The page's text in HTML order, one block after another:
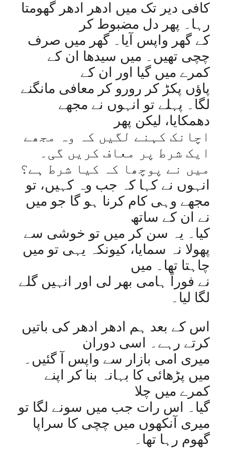
کافی دیر تک میں ادھر ادھر گھومتا
رہا۔ پھر دل مضبوط کر
کے گھر واپس آیا۔ گھر میں صرف
چچی تھیں۔ میں سیدھا ان کے
کمرے میں گیا اور ان کے
پاؤں پکڑ کر رورو کر معافی مانگنے
لگا۔ پہلے تو انہوں نے مجھے
دھمکایا، لیکن پھر
اچانک کہنے لگیں کہ وہ مجھے
ایک شرط پر معاف کریں گی۔
میں نے پوچھا کہ کیا شرط ہے؟
انہوں نے کہا کہ جب وہ کہیں، تو
مجھے وہی کام کرنا ہو گا جو میں
نے ان کے ساتھ
کیا۔ یہ سن کر میں تو خوشی سے
پھولا نہ سمایا، کیونکہ یہی تو میں
چاہتا تھا۔ میں
نے فوراً ہامی بھر لی اور انہیں گلے
لگا لیا۔
اس کے بعد ہم ادھر ادھر کی باتیں
کرتے رہے۔ اسی دوران
میری امی بازار سے واپس آ گئیں۔
میں پڑھائی کا بہانہ بنا کر اپنے
کمرے میں چلا
گیا۔ اس رات جب میں سونے لگا تو
میری آنکھوں میں چچی کا سراپا
گھوم رہا تھا۔